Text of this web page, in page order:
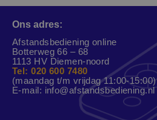
Ons adres:
Afstandsbediening online
Botterweg 66 – 68
1113 HV Diemen-noord
Tel: 020 600 7480
(maandag t/m vrijdag 11:00-15:00)
E-mail: info@afstandsbediening.nl